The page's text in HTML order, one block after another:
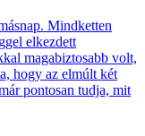
Mindketten
elkezdett
magabiztosabb volt,
hogy az elmúlt két
pontosan tudja, mit